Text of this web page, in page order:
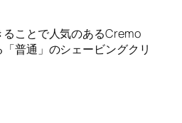
ことで人気のあるCremo
普通」のシェービングクリ